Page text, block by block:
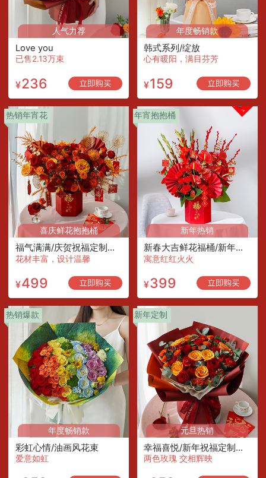
人气力荐
Love you
已售2.13万束
¥236
年度畅销款
韩式系列/绽放
心有暖阳，满目芬芳
¥159
热销年宵花
喜庆鲜花抱抱桶
福气满满/庆贺祝福定制款鲜花抱抱桶
花材丰富，设计温馨
¥499
年宵抱抱桶
新年热销
新春大吉鲜花福桶/新年春节年宵花
寓意红红火火
¥399
热销爆款
年度畅销款
彩虹心情/油画风花束
爱意如虹
新年定制
元旦热销
幸福喜悦/新年祝福定制款鲜花
两色玫瑰 交相辉映